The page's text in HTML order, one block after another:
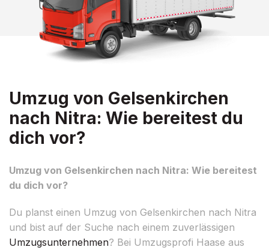
Umzug von Gelsenkirchen
nach Nitra: Wie bereitest du
dich vor?
Umzug von Gelsenkirchen nach Nitra: Wie bereitest
du dich vor?
Du planst einen Umzug von Gelsenkirchen nach Nitra
und bist auf der Suche nach einem zuverlässigen
Umzugsunternehmen? Bei Umzugsprofi Haase aus